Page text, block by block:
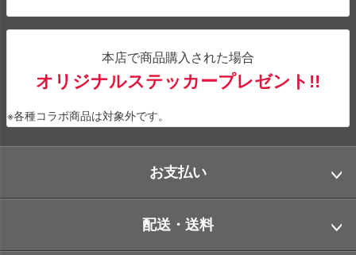
本店で商品購入された場合
オリジナルステッカープレゼント!!
※各種コラボ商品は対象外です。
お支払い
配送・送料